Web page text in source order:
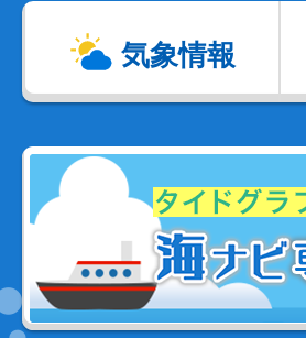
気象情報